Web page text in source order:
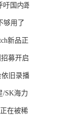
国内跟
够用了
新品正
募开启
依旧录播
/SK海力
在被稀